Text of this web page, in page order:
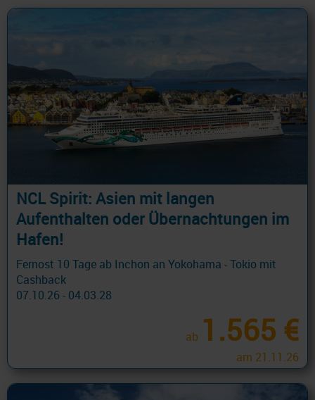
NCL Spirit: Asien mit langen
Aufenthalten oder Übernachtungen im
Hafen!
Fernost 10 Tage ab Inchon an Yokohama - Tokio mit
Cashback
07.10.26 - 04.03.28
ab 1.565 €
am 21.11.26